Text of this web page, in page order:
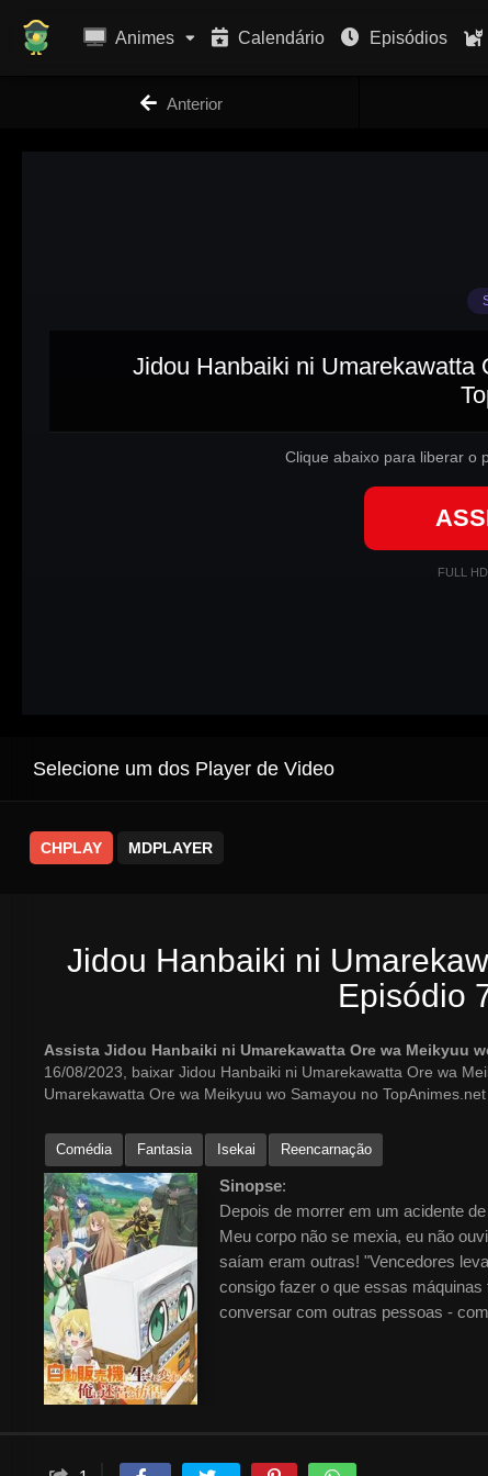
Animes Calendário Episódios
Anterior
Jidou Hanbaiki ni Umarekawatta
Clique abaixo para liberar o
FULL HD
Selecione um dos Player de Video
CHPLAY MDPLAYER
Jidou Hanbaiki ni
Episódio
Assista Jidou Hanbaiki ni Umarekawatta Ore wa Meikyuu
16/08/2023, baixar Jidou Hanbaiki ni Umarekawatta Ore wa
Umarekawatta Ore wa Meikyuu wo Samayou no TopAnimes.net
Comédia Fantasia Isekai Reencarnação
Sinopse:
Depois de morrer em um acidente
Meu corpo não se mexia, eu não
saíam eram outras! "Vencedores
consigo fazer o que essas
conversar com outras pessoas -